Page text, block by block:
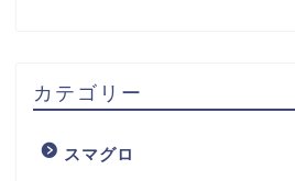
カテゴリー
スマグロ